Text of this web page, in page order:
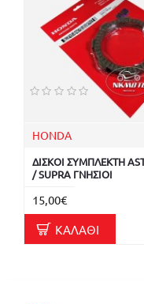
HONDA
ΔΙΣΚΟΙ ΣΥΜΠΛΕΚΤΗ
/ SUPRA ΓΝΗΣΙΟΙ
15,00€
ΚΑΛΆΘΙ